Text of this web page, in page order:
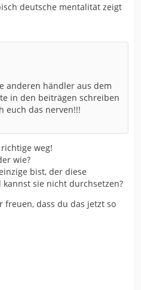
deutsche mentalität zeigt
anderen händler aus dem
in den beiträgen schreiben
euch das nerven!!!
weg!
wie?
bist, der diese
sie nicht durchsetzen?
dass du das jetzt so